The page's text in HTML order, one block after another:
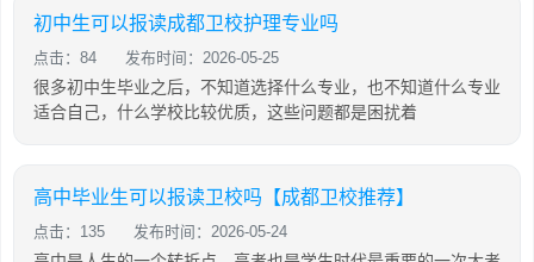
初中生可以报读成都卫校护理专业吗
点击：84 发布时间：2026-05-25
很多初中生毕业之后，不知道选择什么专业，也不知道什么专业
适合自己，什么学校比较优质，这些问题都是困扰着
高中毕业生可以报读卫校吗【成都卫校推荐】
点击：135 发布时间：2026-05-24